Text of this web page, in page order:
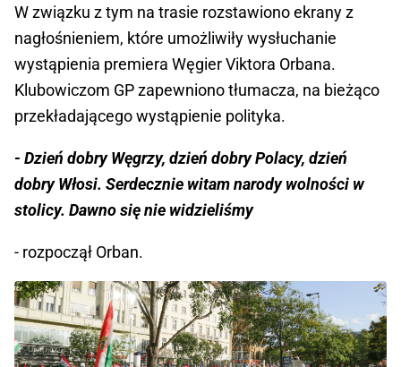
W związku z tym na trasie rozstawiono ekrany z
nagłośnieniem, które umożliwiły wysłuchanie
wystąpienia premiera Węgier Viktora Orbana.
Klubowiczom GP zapewniono tłumacza, na bieżąco
przekładającego wystąpienie polityka.
- Dzień dobry Węgrzy, dzień dobry Polacy, dzień
dobry Włosi. Serdecznie witam narody wolności w
stolicy. Dawno się nie widzieliśmy
- rozpoczął Orban.